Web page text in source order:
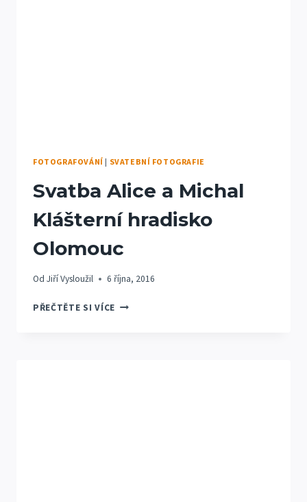
FOTOGRAFOVÁNÍ | SVATEBNÍ FOTOGRAFIE
Svatba Alice a Michal
Klášterní hradisko
Olomouc
Od Jiří Vysloužil 6 října, 2016
PŘEČTĚTE SI VÍCESVATBA